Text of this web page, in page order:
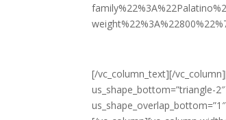
[/vc_column_text][/
us_shape_bottom=”triangle-